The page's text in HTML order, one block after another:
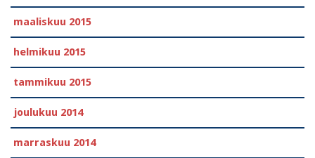
maaliskuu 2015
helmikuu 2015
tammikuu 2015
joulukuu 2014
marraskuu 2014